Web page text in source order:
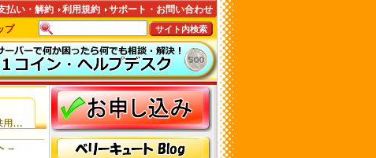
払い・解約 利用規約
サポート・お問い合わせ
プ
ョン
→